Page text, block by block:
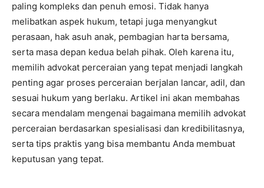
paling kompleks dan penuh emosi. Tidak hanya
melibatkan aspek hukum, tetapi juga menyangkut
perasaan, hak asuh anak, pembagian harta bersama,
serta masa depan kedua belah pihak. Oleh karena itu,
memilih advokat perceraian yang tepat menjadi langkah
penting agar proses perceraian berjalan lancar, adil, dan
sesuai hukum yang berlaku. Artikel ini akan membahas
secara mendalam mengenai bagaimana memilih advokat
perceraian berdasarkan spesialisasi dan kredibilitasnya,
serta tips praktis yang bisa membantu Anda membuat
keputusan yang tepat.